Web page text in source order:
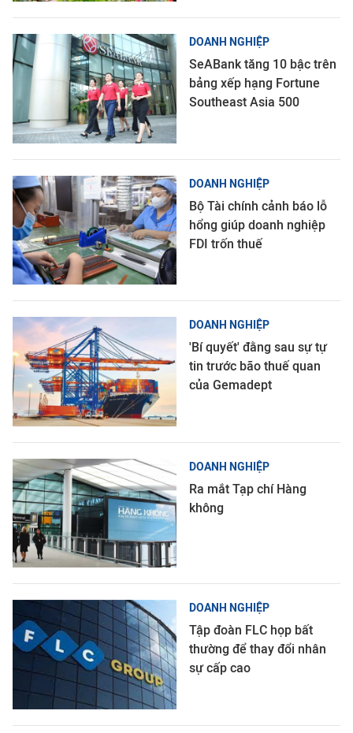
DOANH NGHIỆP
SeABank tăng 10 bậc trên
bảng xếp hạng Fortune
Southeast Asia 500
DOANH NGHIỆP
Bộ Tài chính cảnh báo lỗ
hổng giúp doanh nghiệp
FDI trốn thuế
DOANH NGHIỆP
'Bí quyết' đằng sau sự tự
tin trước bão thuế quan
của Gemadept
DOANH NGHIỆP
Ra mắt Tạp chí Hàng
không
DOANH NGHIỆP
Tập đoàn FLC họp bất
thường để thay đổi nhân
sự cấp cao